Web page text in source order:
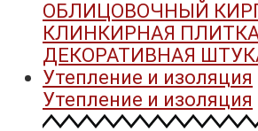
ОБЛИЦОВОЧНЫЙ
КЛИНКИРНАЯ
ДЕКОРАТИВНАЯ
Утепление и изоляция
Утепление и изоляция